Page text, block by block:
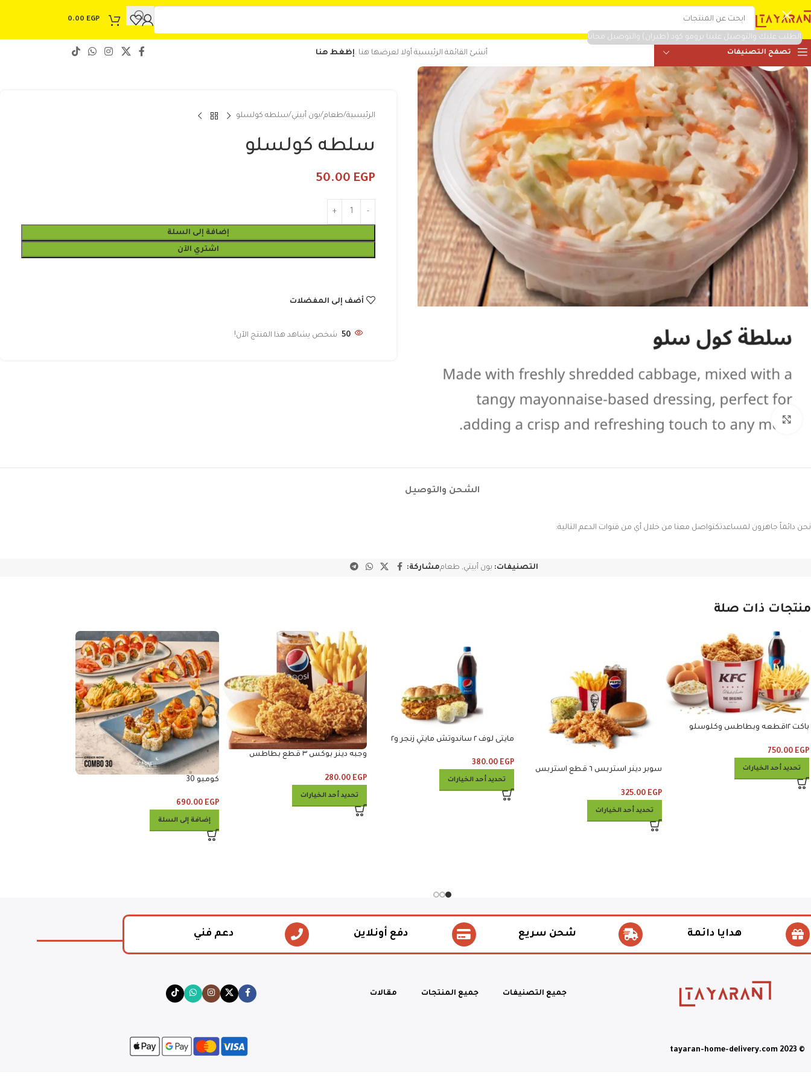
الطلب عليك والتوصيل علينا برومو كود (طيران) والتوصيل مجانا
0.00 EGP
تصفح التصنيفات أنشئ القائمة الرئيسية أولا لعرضها هنا .إظغط هنا
الرئيسية طعام بون أبيتي سلطه كولسلو
سلطه كولسلو
50.00 EGP
إضافة إلى السلة
اشتري الآن
أضف إلى المفضلات
50 شخص يشاهد هذا المنتج الآن!
الشحن والتوصيل
نحن دائماً جاهزون لمساعدتكتواصل معنا من خلال أي من قنوات الدعم التالية:
التصنيفات: بون أبيتي, طعاممشاركة:
منتجات ذات صلة
باكت ١٢قطعه وبطاطس وكلوسلو
750.00 EGP
تحديد أحد الخيارات
سوبر دينر استربس ٦ قطع استربس
325.00 EGP
تحديد أحد الخيارات
مايتى لوف ٢ ساندوتش مايتي زنجر و٢
380.00 EGP
تحديد أحد الخيارات
وجبه دينر بوكس ٣ قطع بطاطس
280.00 EGP
تحديد أحد الخيارات
كومبو 30
690.00 EGP
إضافة إلى السلة
هدايا دائمة شحن سريع دفع أونلاين دعم فني
جميع التصنيفات جميع المنتجات مقالات
© tayaran-home-delivery.com 2023